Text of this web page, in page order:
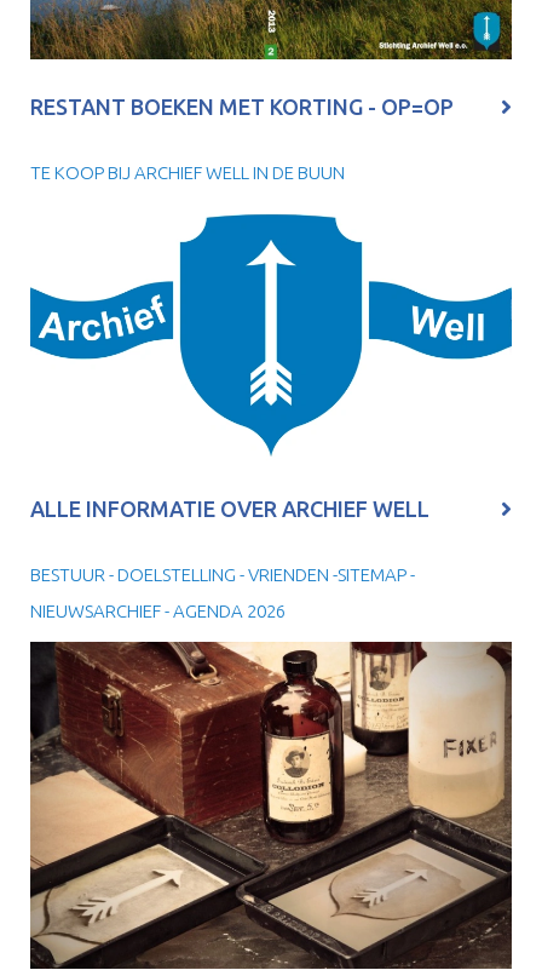
RESTANT BOEKEN MET KORTING - OP=OP
TE KOOP BIJ ARCHIEF WELL IN DE BUUN
ALLE INFORMATIE OVER ARCHIEF WELL
BESTUUR - DOELSTELLING - VRIENDEN -SITEMAP -
NIEUWSARCHIEF - AGENDA 2026